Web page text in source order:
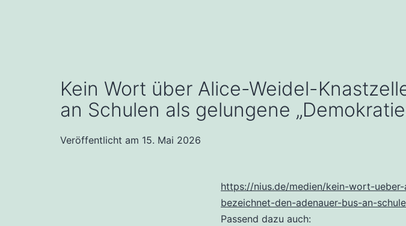
Kein Wort über Alice-Weidel-
an Schulen als gelungene
Veröffentlicht am 15. Mai 2026
https://nius.de/medien/kein-wort-
bezeichnet-den-adenauer-bus-an-
Passend dazu auch: